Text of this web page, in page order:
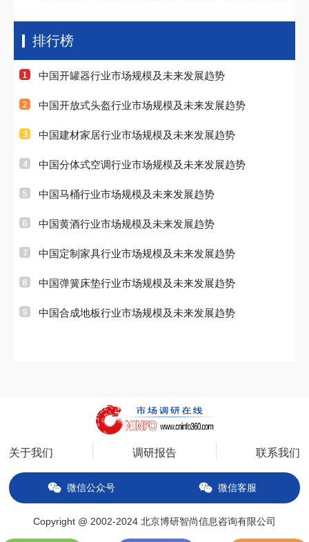
排行榜
中国开罐器行业市场规模及未来发展趋势
中国开放式头盔行业市场规模及未来发展趋势
中国建材家居行业市场规模及未来发展趋势
中国分体式空调行业市场规模及未来发展趋势
中国马桶行业市场规模及未来发展趋势
中国黄酒行业市场规模及未来发展趋势
中国定制家具行业市场规模及未来发展趋势
中国弹簧床垫行业市场规模及未来发展趋势
中国合成地板行业市场规模及未来发展趋势
关于我们 调研报告 联系我们
微信公众号 微信客服
Copyright @ 2002-2024 北京博研智尚信息咨询有限公司